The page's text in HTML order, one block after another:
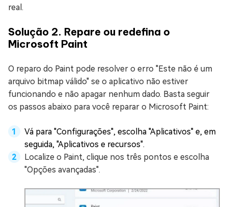
real.
Solução 2. Repare ou redefina o
Microsoft Paint
O reparo do Paint pode resolver o erro "Este não é um
arquivo bitmap válido" se o aplicativo não estiver
funcionando e não apagar nenhum dado. Basta seguir
os passos abaixo para você reparar o Microsoft Paint:
Vá para "Configurações", escolha "Aplicativos" e, em
seguida, "Aplicativos e recursos".
Localize o Paint, clique nos três pontos e escolha
"Opções avançadas".